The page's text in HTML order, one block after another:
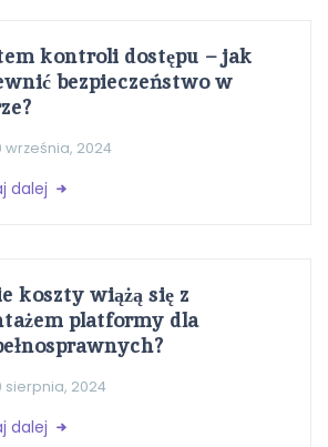
kontroli dostępu – jak
bezpieczeństwo w
września, 2024
dalej
koszty wiążą się z
platformy dla
sierpnia, 2024
dalej